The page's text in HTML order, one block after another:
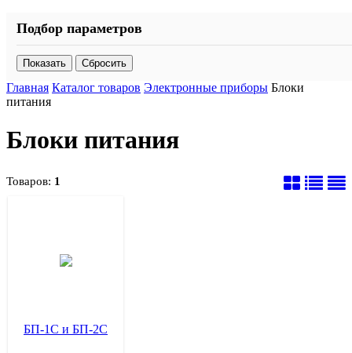
Подбор параметров
Главная Каталог товаров Электронные приборы Блоки
питания
Блоки питания
Товаров: 1
БП-1C и БП-2С